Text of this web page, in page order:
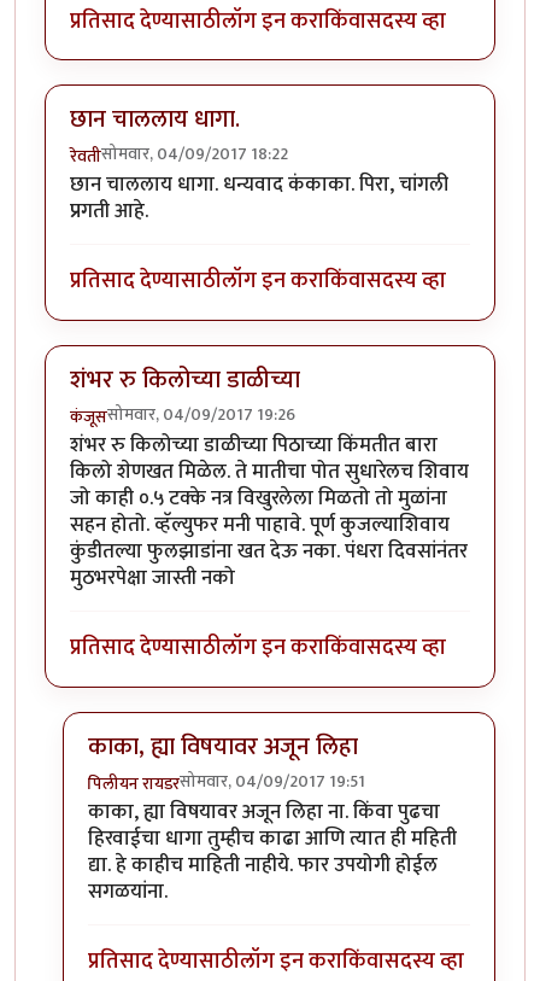
प्रतिसाद देण्यासाठीलॉग इन कराकिंवासदस्य व्हा
छान चाललाय धागा.
रेवतीसोमवार, 04/09/2017 18:22
छान चाललाय धागा. धन्यवाद कंकाका. पिरा, चांगली
प्रगती आहे.
प्रतिसाद देण्यासाठीलॉग इन कराकिंवासदस्य व्हा
शंभर रु किलोच्या डाळीच्या
कंजूससोमवार, 04/09/2017 19:26
शंभर रु किलोच्या डाळीच्या पिठाच्या किंमतीत बारा
किलो शेणखत मिळेल. ते मातीचा पोत सुधारेलच शिवाय
जो काही ०.५ टक्के नत्र विखुरलेला मिळतो तो मुळांना
सहन होतो. व्हॅल्युफर मनी पाहावे. पूर्ण कुजल्याशिवाय
कुंडीतल्या फुलझाडांना खत देऊ नका. पंधरा दिवसांनंतर
मुठभरपेक्षा जास्ती नको
प्रतिसाद देण्यासाठीलॉग इन कराकिंवासदस्य व्हा
काका, ह्या विषयावर अजून लिहा
पिलीयन रायडरसोमवार, 04/09/2017 19:51
In reply toशंभर रु किलोच्या डाळीच्याbyकंजूस
काका, ह्या विषयावर अजून लिहा ना. किंवा पुढचा
हिरवाईचा धागा तुम्हीच काढा आणि त्यात ही महिती
द्या. हे काहीच माहिती नाहीये. फार उपयोगी होईल
सगळयांना.
प्रतिसाद देण्यासाठीलॉग इन कराकिंवासदस्य व्हा